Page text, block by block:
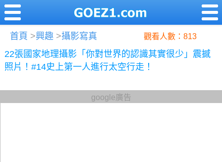
首頁 >興趣 >攝影寫真 觀看人數：813
22張國家地理攝影「你對世界的認識其實很少」震撼
照片！#14史上第一人進行太空行走！
google廣告